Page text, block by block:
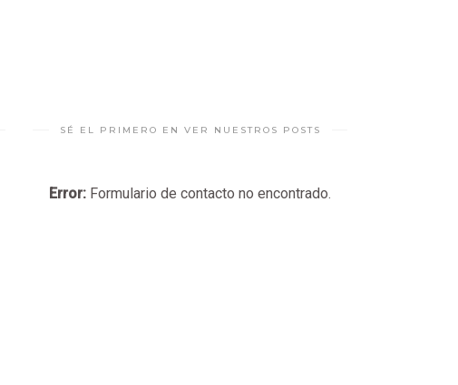
SÉ EL PRIMERO EN VER NUESTROS POSTS
Error: Formulario de contacto no encontrado.